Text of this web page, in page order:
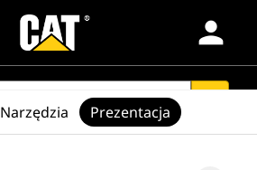
person
Narzędzia Prezentacja